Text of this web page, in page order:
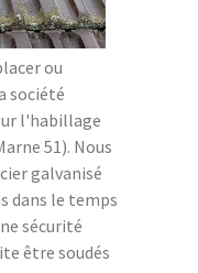
ou
société
l'habillage
51). Nous
galvanisé
dans le temps
sécurité
être soudés